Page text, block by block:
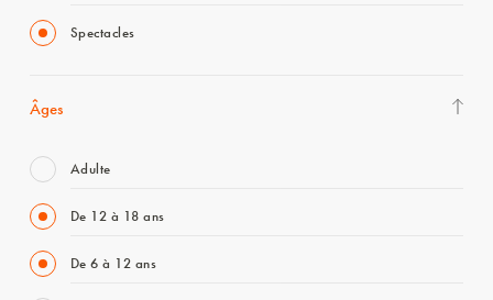
Spectacles
Âges
Adulte
De 12 à 18 ans
De 6 à 12 ans